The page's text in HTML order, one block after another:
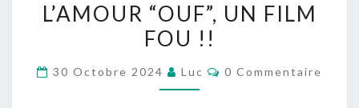
“OUF”,
UN
L’AMOUR “OUF”, UN FILM
FOU !!
30 Octobre 2024 Luc Commentaires
0 Commentaire